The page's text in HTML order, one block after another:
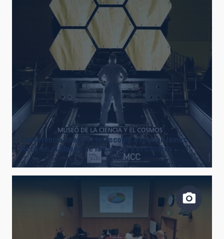
Conferencia sobre el telescopio espacial James
Webb en el Museo de la Ciencia y el Cosmos